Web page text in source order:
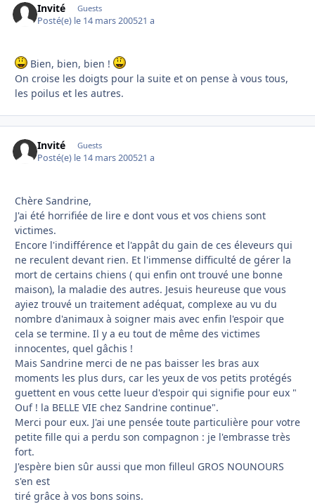
Invité Guests
Posté(e) le 14 mars 200521 a
Bien, bien, bien !
On croise les doigts pour la suite et on pense à vous tous,
les poilus et les autres.
Invité Guests
Posté(e) le 14 mars 200521 a
Chère Sandrine,
J'ai été horrifiée de lire e dont vous et vos chiens sont
victimes.
Encore l'indifférence et l'appât du gain de ces éleveurs qui
ne reculent devant rien. Et l'immense difficulté de gérer la
mort de certains chiens ( qui enfin ont trouvé une bonne
maison), la maladie des autres. Jesuis heureuse que vous
ayiez trouvé un traitement adéquat, complexe au vu du
nombre d'animaux à soigner mais avec enfin l'espoir que
cela se termine. Il y a eu tout de même des victimes
innocentes, quel gâchis !
Mais Sandrine merci de ne pas baisser les bras aux
moments les plus durs, car les yeux de vos petits protégés
guettent en vous cette lueur d'espoir qui signifie pour eux "
Ouf ! la BELLE VIE chez Sandrine continue".
Merci pour eux. J'ai une pensée toute particulière pour votre
petite fille qui a perdu son compagnon : je l'embrasse très
fort.
J'espère bien sûr aussi que mon filleul GROS NOUNOURS
s'en est
tiré grâce à vos bons soins.